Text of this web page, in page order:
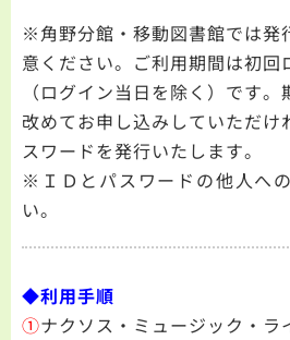
※角野分館・移動図書館では発
意ください。ご利用期間は初回
（ログイン当日を除く）です。
改めてお申し込みしていただけ
スワードを発行いたします。
※ＩＤとパスワードの他人へ
い。
◆利用手順
①ナクソス・ミュージック・ラ